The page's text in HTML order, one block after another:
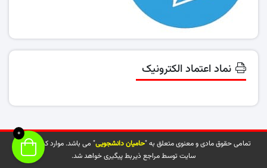
نماد اعتماد الکترونیک
تمامی حقوق مادی و معنوی متعلق به "حامیان دانشجویی" می باشد. موارد کپی شده از
سایت توسط مراجع ذیربط پیگیری خواهد شد.
0